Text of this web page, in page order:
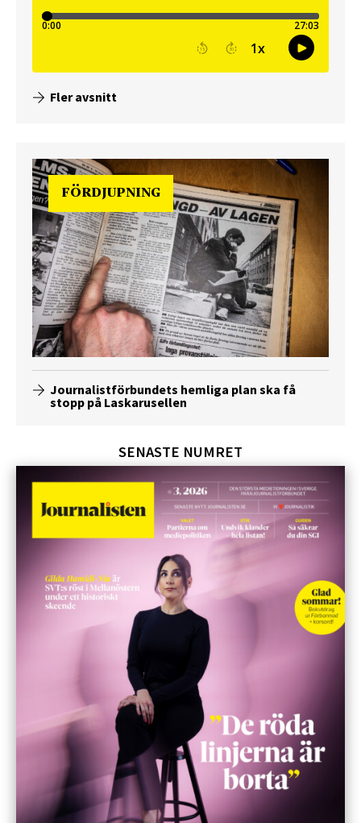
Fler avsnitt
FÖRDJUPNING
Journalistförbundets hemliga plan ska få
stopp på Laskarusellen
SENASTE NUMRET